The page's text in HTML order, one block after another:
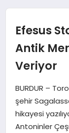
GÜNDEM
SPOR
EKONOMI
Efesus
Antik
Veriyor
BURDUR –
şehir
hikayesi
Antoninler